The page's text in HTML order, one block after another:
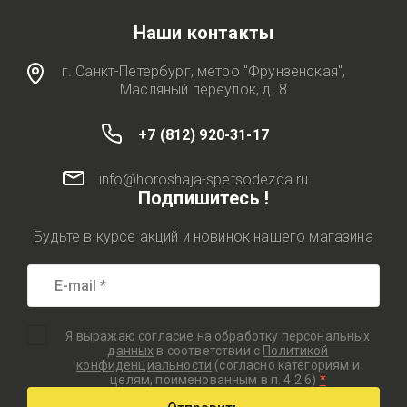
Наши контакты
г. Санкт-Петербург, метро "Фрунзенская",
Масляный переулок, д. 8
+7 (812) 920-31-17
info@horoshaja-spetsodezda.ru
Подпишитесь !
Будьте в курсе акций и новинок нашего магазина
Я выражаю согласие на обработку персональных
данных в соответствии с Политикой
конфиденциальности (согласно категориям и
целям, поименованным в п. 4.2.6) *